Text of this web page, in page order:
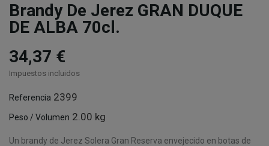
Brandy De Jerez GRAN DUQUE
DE ALBA 70cl.
34,37 €
Impuestos incluidos
Referencia 2399
Peso / Volumen 2.00 kg
Un brandy de Jerez Solera Gran Reserva envejecido en botas de